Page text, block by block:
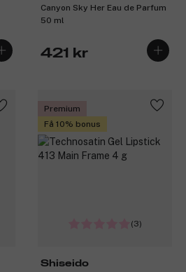
Canyon Sky Her Eau de Parfum
50 ml
421 kr
Premium
Få 10% bonus
(3)
Shiseido